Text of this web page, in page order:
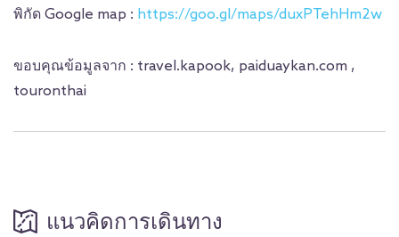
พิกัด Google map : https://goo.gl/maps/duxPTehHm2w
ขอบคุณข้อมูลจาก : travel.kapook, paiduaykan.com ,
touronthai
แนวคิดการเดินทาง